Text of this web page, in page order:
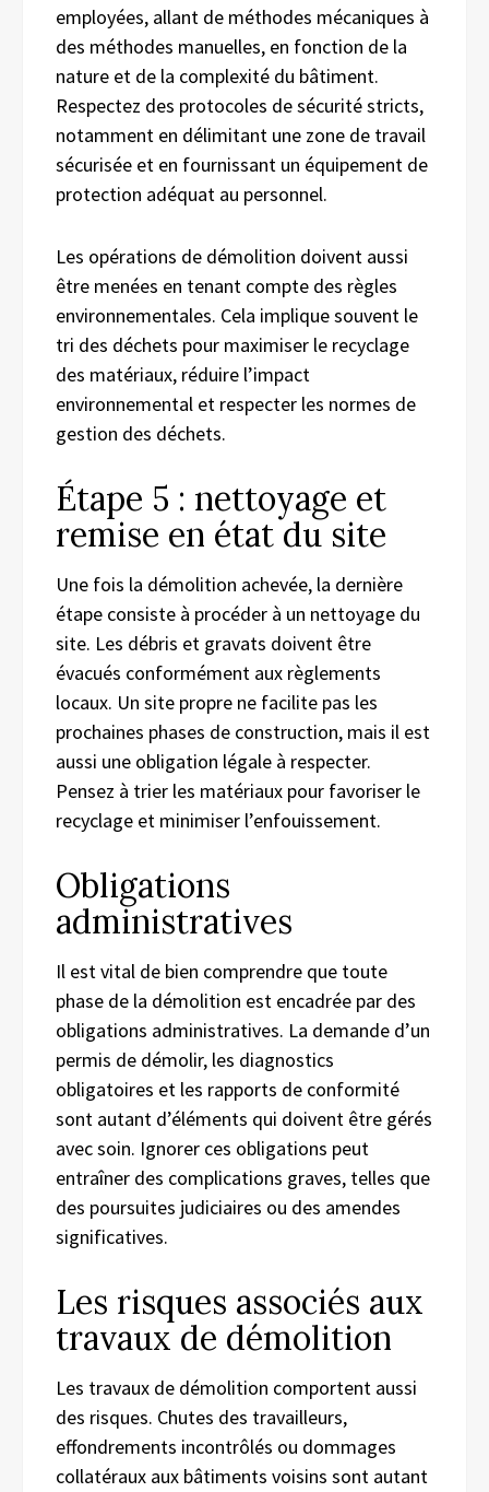
employées, allant de méthodes mécaniques à
des méthodes manuelles, en fonction de la
nature et de la complexité du bâtiment.
Respectez des protocoles de sécurité stricts,
notamment en délimitant une zone de travail
sécurisée et en fournissant un équipement de
protection adéquat au personnel.
Les opérations de démolition doivent aussi
être menées en tenant compte des règles
environnementales. Cela implique souvent le
tri des déchets pour maximiser le recyclage
des matériaux, réduire l’impact
environnemental et respecter les normes de
gestion des déchets.
Étape 5 : nettoyage et
remise en état du site
Une fois la démolition achevée, la dernière
étape consiste à procéder à un nettoyage du
site. Les débris et gravats doivent être
évacués conformément aux règlements
locaux. Un site propre ne facilite pas les
prochaines phases de construction, mais il est
aussi une obligation légale à respecter.
Pensez à trier les matériaux pour favoriser le
recyclage et minimiser l’enfouissement.
Obligations
administratives
Il est vital de bien comprendre que toute
phase de la démolition est encadrée par des
obligations administratives. La demande d’un
permis de démolir, les diagnostics
obligatoires et les rapports de conformité
sont autant d’éléments qui doivent être gérés
avec soin. Ignorer ces obligations peut
entraîner des complications graves, telles que
des poursuites judiciaires ou des amendes
significatives.
Les risques associés aux
travaux de démolition
Les travaux de démolition comportent aussi
des risques. Chutes des travailleurs,
effondrements incontrôlés ou dommages
collatéraux aux bâtiments voisins sont autant